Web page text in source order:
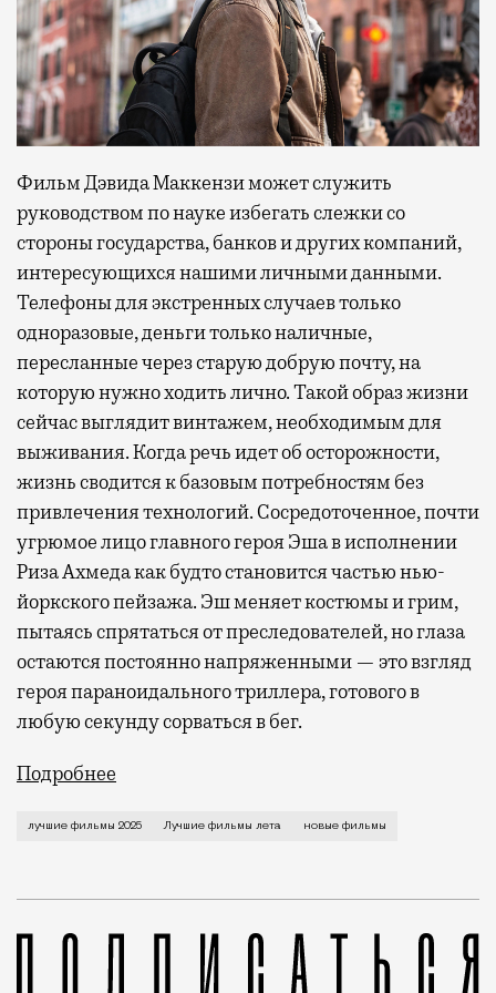
Фильм Дэвида Маккензи может служить
руководством по науке избегать слежки со
стороны государства, банков и других компаний,
интересующихся нашими личными данными.
Телефоны для экстренных случаев только
одноразовые, деньги только наличные,
пересланные через старую добрую почту, на
которую нужно ходить лично. Такой образ жизни
сейчас выглядит винтажем, необходимым для
выживания. Когда речь идет об осторожности,
жизнь сводится к базовым потребностям без
привлечения технологий. Сосредоточенное, почти
угрюмое лицо главного героя Эша в исполнении
Риза Ахмеда как будто становится частью нью-
йоркского пейзажа. Эш меняет костюмы и грим,
пытаясь спрятаться от преследователей, но глаза
остаются постоянно напряженными — это взгляд
героя параноидального триллера, готового в
любую секунду сорваться в бег.
Подробнее
Лето — время блокбастеров, но в этом году
лучшие фильмы 2025 Лучшие фильмы лета новые фильмы